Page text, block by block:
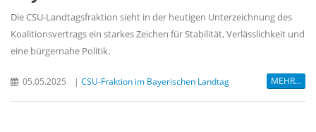
Die CSU-Landtagsfraktion sieht in der heutigen Unterzeichnung des
Koalitionsvertrags ein starkes Zeichen für Stabilität, Verlässlichkeit und
eine bürgernahe Politik.
05.05.2025 | CSU-Fraktion im Bayerischen Landtag MEHR...